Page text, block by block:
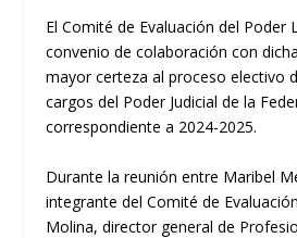
El Comité de Evaluación del Poder
convenio de colaboración con
mayor certeza al proceso electivo
cargos del Poder Judicial de la
correspondiente a 2024-2025.
Durante la reunión entre Maribel
integrante del Comité de
Molina, director general de